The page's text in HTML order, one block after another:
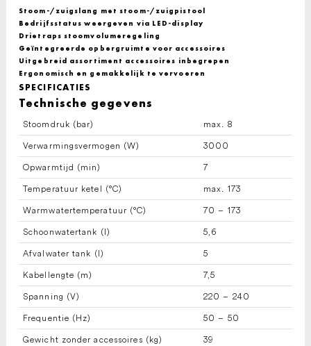
Stoom-/zuigslang met stoom-/zuigpistool
Bedrijfsstatus weergeven via LED-display
Drietraps stoomvolumeregeling
Geïntegreerde opbergruimte voor accessoires
Uitgebreid assortiment accessoires inbegrepen
Ergonomisch en gemakkelijk te vervoeren
SPECIFICATIES
Technische gegevens
Stoomdruk (bar) max. 8
Verwarmingsvermogen (W) 3000
Opwarmtijd (min) 7
Temperatuur ketel (°C) max. 173
Warmwatertemperatuur (°C) 70 – 173
Schoonwatertank (l) 5,6
Afvalwater tank (l) 5
Kabellengte (m) 7,5
Spanning (V) 220 – 240
Frequentie (Hz) 50 – 50
Gewicht zonder accessoires (kg) 39